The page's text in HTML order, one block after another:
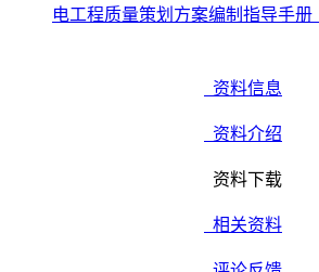
电工程质量策划方案编制指导手册
资料信息
资料介绍
资料下载
相关资料